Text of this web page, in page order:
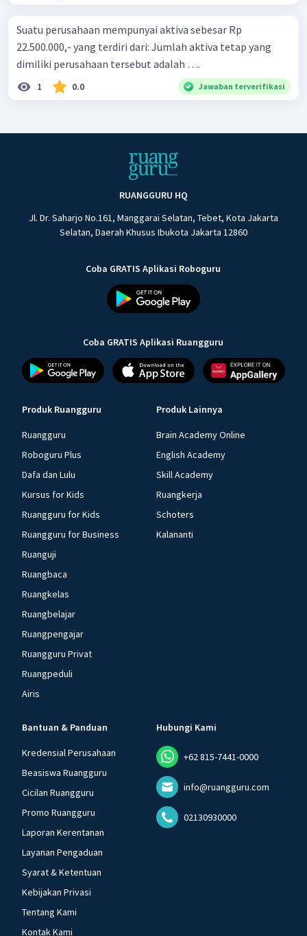
Suatu perusahaan mempunyai aktiva sebesar Rp
22.500.000,- yang terdiri dari: Jumlah aktiva tetap yang
dimiliki perusahaan tersebut adalah ….
1 0.0 Jawaban terverifikasi
RUANGGURU HQ
Jl. Dr. Saharjo No.161, Manggarai Selatan, Tebet, Kota Jakarta
Selatan, Daerah Khusus Ibukota Jakarta 12860
Coba GRATIS Aplikasi Roboguru
Coba GRATIS Aplikasi Ruangguru
Produk Ruangguru
Ruangguru
Roboguru Plus
Dafa dan Lulu
Kursus for Kids
Ruangguru for Kids
Ruangguru for Business
Ruanguji
Ruangbaca
Ruangkelas
Ruangbelajar
Ruangpengajar
Ruangguru Privat
Ruangpeduli
Airis
Produk Lainnya
Brain Academy Online
English Academy
Skill Academy
Ruangkerja
Schoters
Kalananti
Bantuan & Panduan
Kredensial Perusahaan
Beasiswa Ruangguru
Cicilan Ruangguru
Promo Ruangguru
Laporan Kerentanan
Layanan Pengaduan
Syarat & Ketentuan
Kebijakan Privasi
Tentang Kami
Kontak Kami
Hubungi Kami
+62 815-7441-0000
info@ruangguru.com
02130930000